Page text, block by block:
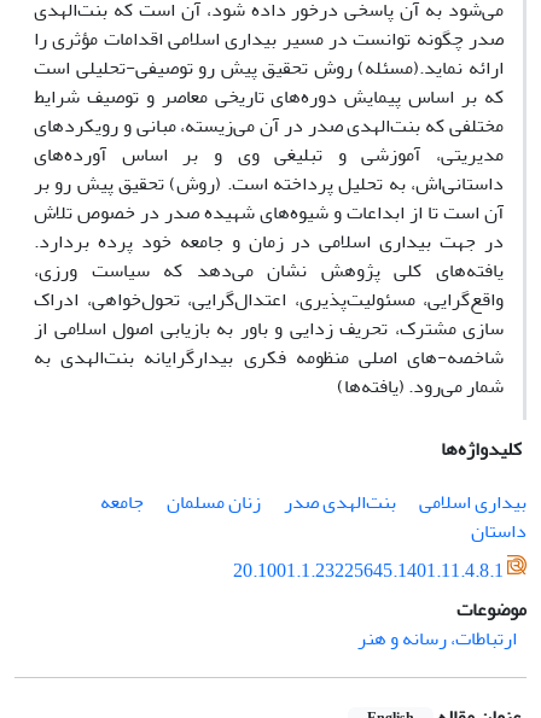
می‌شود به آن پاسخی درخور داده شود، آن است که بنت‌الهدی
صدر چگونه توانست در مسیر بیداری اسلامی اقدامات مؤثری را
ارائه نماید.(مسئله) روش تحقیق پیش رو توصیفی-تحلیلی است
که بر اساس پیمایش دوره‌های تاریخی معاصر و توصیف شرایط
مختلفی که بنت‌الهدی صدر در آن می‌زیسته، مبانی و رویکردهای
مدیریتی، آموزشی و تبلیغی وی و بر اساس آورده‌های
داستانی‌اش، به تحلیل پرداخته است. (روش) تحقیق پیش رو بر
آن است تا از ابداعات و شیوه‌های شهیده صدر در خصوص تلاش
در جهت بیداری اسلامی در زمان و جامعه خود پرده بردارد.
یافته‌های کلی پژوهش نشان می‌دهد که سیاست ورزی،
واقع‌گرایی، مسئولیت‌پذیری، اعتدال‌گرایی، تحول‌خواهی، ادراک
سازی مشترک، تحریف زدایی و باور به بازیابی اصول اسلامی از
شاخصه-های اصلی منظومه فکری بیدارگرایانه بنت‌الهدی به
شمار می‌رود. (یافته‌ها)
کلیدواژه‌ها
بیداری اسلامی
بنت‌الهدی صدر زنان مسلمان
جامعه
داستان
20.1001.1.23225645.1401.11.4.8.1
موضوعات
ارتباطات، رسانه و هنر